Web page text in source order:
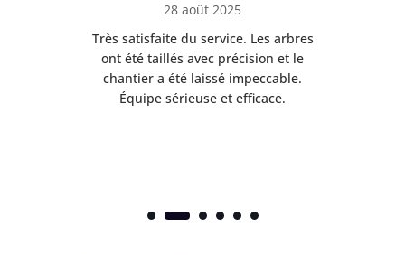
28 août 2025
Très satisfaite du service. Les arbres
ont été taillés avec précision et le
chantier a été laissé impeccable.
Équipe sérieuse et efficace.